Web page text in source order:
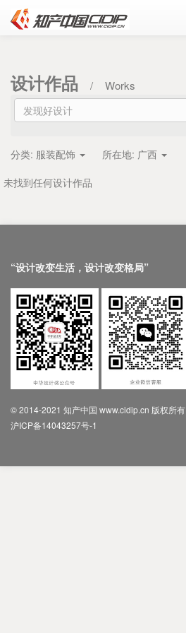
设计作品 / Works
分类: 服装配饰 所在地: 广西
未找到任何设计作品
“设计改变生活，设计改变格局”
© 2014-2021 知产中国 www.cidip.cn 版权所有
沪ICP备14043257号-1